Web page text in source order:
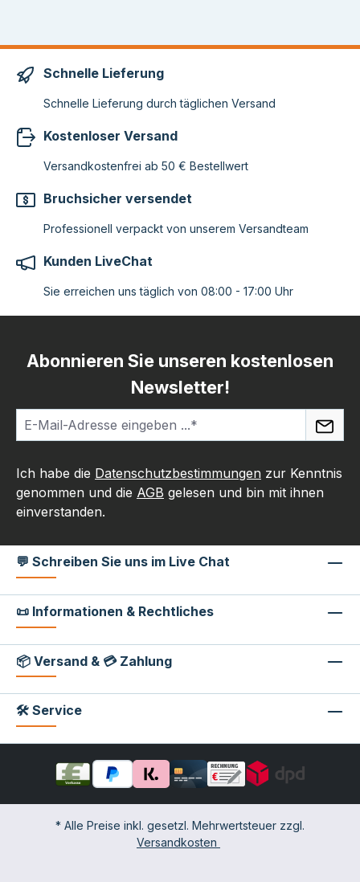
Schnelle Lieferung
Schnelle Lieferung durch täglichen Versand
Kostenloser Versand
Versandkostenfrei ab 50 € Bestellwert
Bruchsicher versendet
Professionell verpackt von unserem Versandteam
Kunden LiveChat
Sie erreichen uns täglich von 08:00 - 17:00 Uhr
Abonnieren Sie unseren kostenlosen
Newsletter!
Ich habe die Datenschutzbestimmungen zur Kenntnis
genommen und die AGB gelesen und bin mit ihnen
einverstanden.
💬 Schreiben Sie uns im Live Chat
📜 Informationen & Rechtliches
📦 Versand & 💳 Zahlung
🛠 Service
* Alle Preise inkl. gesetzl. Mehrwertsteuer zzgl.
Versandkosten